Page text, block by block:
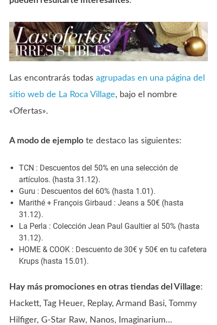
Las encontrarás todasagrupadas en una página del
sitio web de La Roca Village, bajo el nombre
«Ofertas».
A modo de ejemplo te destaco las siguientes:
TCN : Descuentos del 50% en una selección de
artículos. (hasta 31.12).
Guru : Descuentos del 60% (hasta 1.01).
Marithé + François Girbaud : Jeans a 50€ (hasta
31.12).
La Perla : Colección Jean Paul Gaultier al 50% (hasta
31.12).
HOME & COOK : Descuento de 30€ y 50€ en tu cafetera
Krups (hasta 15.01).
Hay más promociones en otras tiendas del Village:
Hackett, Tag Heuer, Replay, Armand Basi, Tommy
Hilfiger, G-Star Raw, Nanos, Imaginarium…